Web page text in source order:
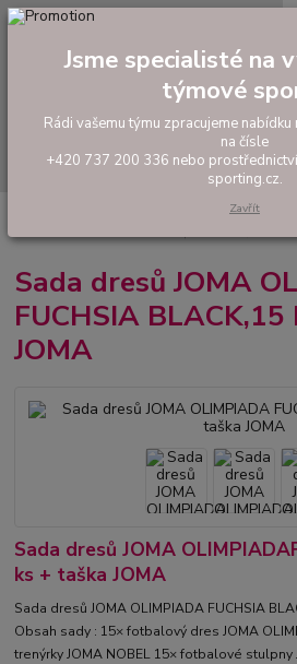
tel: +420 737 200 336
Akční sady dresů
OLIMPIADA FUCHSIA BLACK,15 ks + taška
Sada dresů JOMA
FUCHSIA
JOMA
Sada dresů JOMA
ks + taška JOMA
Sada dresů JOMA OLIMPIADA FUCHSIA
Obsah sady : 15× fotbalový dres JOMA
trenýrky JOMA NOBEL 15× fotbalové stulpny
Jsme specialisté na
týmové
Rádi vašemu týmu zpracujeme nabídku
na čísle
+420 737 200 336 nebo
sporting.cz.
Zavřít